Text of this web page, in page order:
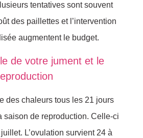
tentatives sont souvent
des paillettes et l’intervention
augmentent le budget.
de votre jument et le
des chaleurs tous les 21 jours
saison de reproduction. Celle-ci
L’ovulation survient 24 à